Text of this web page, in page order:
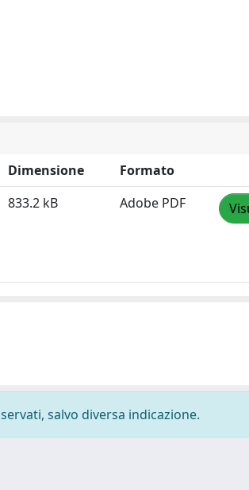
Dimensione
Formato
833.2 kB Adobe PDF
salvo diversa indicazione.